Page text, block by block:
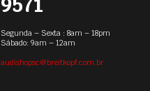
Segunda – Sexta : 8am – 18pm
Sábado: 9am – 12am
audishopsc@breitkopf.com.br